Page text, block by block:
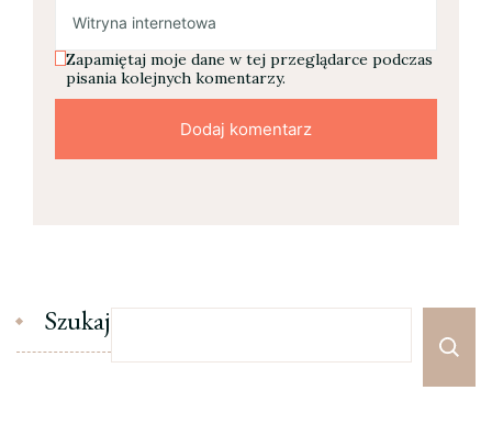
Zapamiętaj moje dane w tej przeglądarce podczas
pisania kolejnych komentarzy.
Szukaj